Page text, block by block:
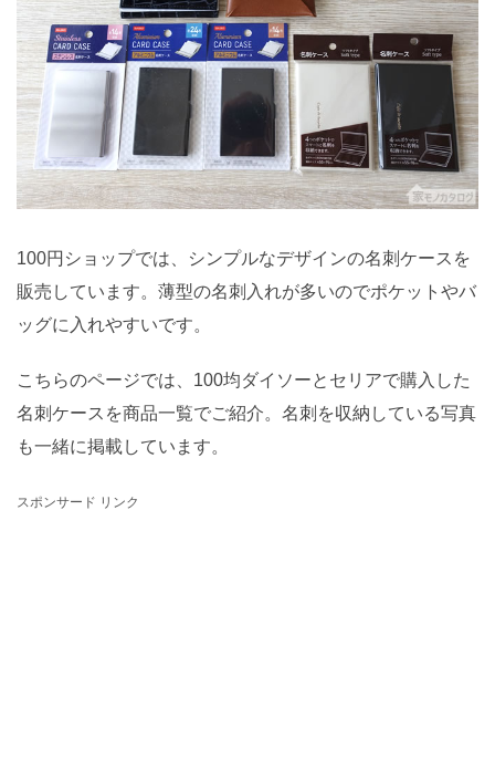
100円ショップでは、シンプルなデザインの名刺ケースを
販売しています。薄型の名刺入れが多いのでポケットやバ
ッグに入れやすいです。
こちらのページでは、100均ダイソーとセリアで購入した
名刺ケースを商品一覧でご紹介。名刺を収納している写真
も一緒に掲載しています。
スポンサード リンク